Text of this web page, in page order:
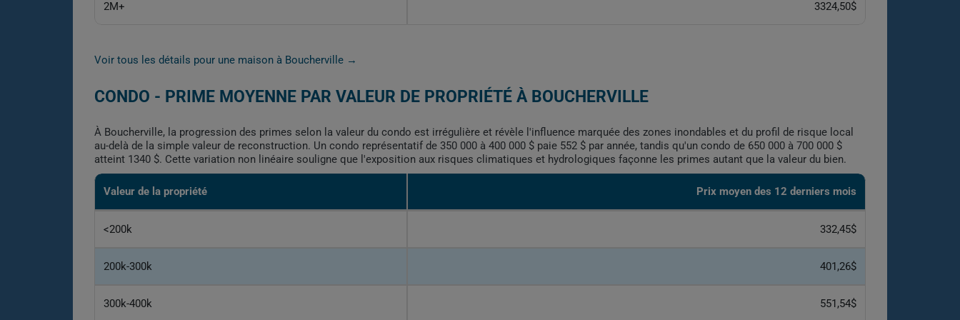
2M+ 3324,50$
Voir tous les détails pour une maison à Boucherville →
CONDO - PRIME MOYENNE PAR VALEUR DE PROPRIÉTÉ À BOUCHERVILLE
À Boucherville, la progression des primes selon la valeur du condo est irrégulière et révèle l'influence marquée des zones inondables et du profil de risque local
au-delà de la simple valeur de reconstruction. Un condo représentatif de 350 000 à 400 000 $ paie 552 $ par année, tandis qu'un condo de 650 000 à 700 000 $
atteint 1340 $. Cette variation non linéaire souligne que l'exposition aux risques climatiques et hydrologiques façonne les primes autant que la valeur du bien.
Valeur de la propriété Prix moyen des 12 derniers mois
<200k 332,45$
200k-300k 401,26$
300k-400k 551,54$